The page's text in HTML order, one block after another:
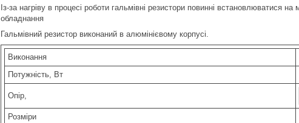
Із-за нагріву в процесі роботи гальмівні резистори повинні
обладнання
Гальмівний резистор виконаний в алюмінієвому корпусі.
Виконання
Потужність, Вт
Опір,
Розміри